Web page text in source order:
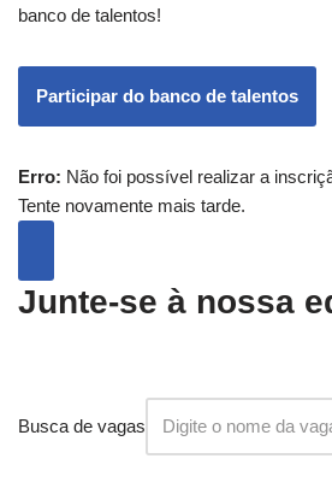
banco de talentos!
Participar do banco de talentos
Erro: Não foi possível realizar a
Tente novamente mais tarde.
Junte-se à nossa
Busca de vagas